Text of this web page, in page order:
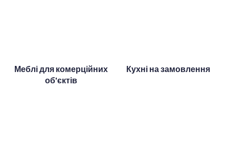
Меблі для комерційних
об'єктів
Кухні на замовлення